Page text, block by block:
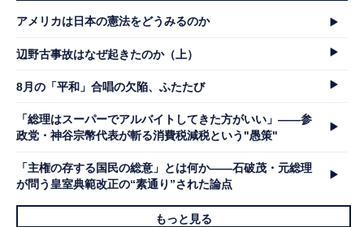
アメリカは日本の憲法をどうみるのか
辺野古事故はなぜ起きたのか（上）
8月の「平和」合唱の欠陥、ふたたび
「総理はスーパーでアルバイトしてきた方がいい」――参
政党・神谷宗幣代表が斬る消費税減税という"愚策"
「主権の存する国民の総意」とは何か――石破茂・元総理
が問う皇室典範改正の“素通り”された論点
もっと見る